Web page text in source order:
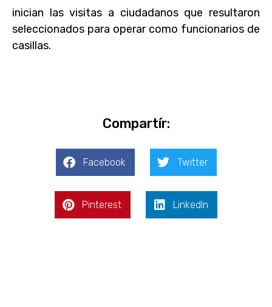
inician las visitas a ciudadanos que resultaron
seleccionados para operar como funcionarios de
casillas.
Compartír:
Facebook Twitter
Pinterest LinkedIn